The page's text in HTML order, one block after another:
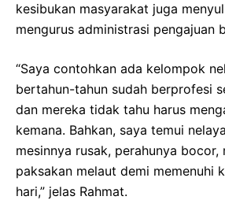
kesibukan masyarakat juga
mengurus administrasi pengajuan
“Saya contohkan ada kelompok
bertahun-tahun sudah berprofesi
dan mereka tidak tahu harus
kemana. Bahkan, saya temui
mesinnya rusak, perahunya bocor,
paksakan melaut demi memenuhi
hari,” jelas Rahmat.